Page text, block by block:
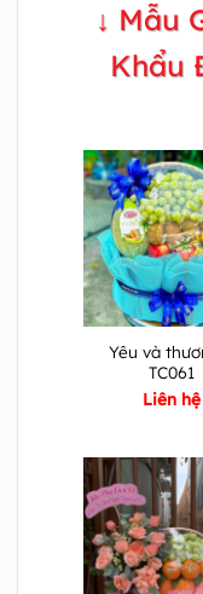
↓ Mẫu
Khẩu
Yêu và
TC061
Liên hệ